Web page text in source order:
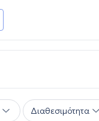
Διαθεσιμότητα